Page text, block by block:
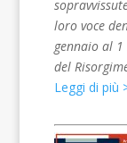
loro voce
gennaio al
del
Leggi di più